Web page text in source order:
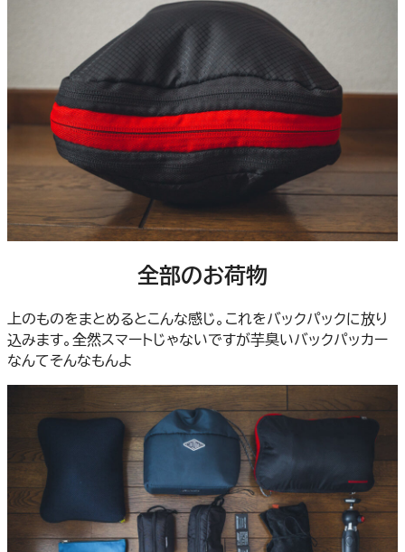
全部のお荷物
上のものをまとめるとこんな感じ。これをバックパックに放り
込みます。全然スマートじゃないですが芋臭いバックパッカー
なんてそんなもんよ